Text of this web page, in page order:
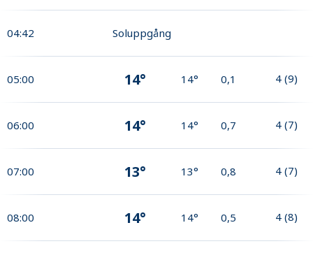
04:42 Soluppgång
05:00 14° 14° 0,1 4 (9)
06:00 14° 14° 0,7 4 (7)
07:00 13° 13° 0,8 4 (7)
08:00 14° 14° 0,5 4 (8)